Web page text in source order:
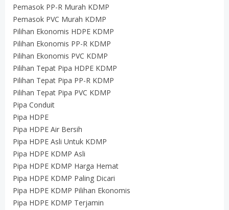
Pemasok PP-R Murah KDMP
Pemasok PVC Murah KDMP
Pilihan Ekonomis HDPE KDMP
Pilihan Ekonomis PP-R KDMP
Pilihan Ekonomis PVC KDMP
Pilihan Tepat Pipa HDPE KDMP
Pilihan Tepat Pipa PP-R KDMP
Pilihan Tepat Pipa PVC KDMP
Pipa Conduit
Pipa HDPE
Pipa HDPE Air Bersih
Pipa HDPE Asli Untuk KDMP
Pipa HDPE KDMP Asli
Pipa HDPE KDMP Harga Hemat
Pipa HDPE KDMP Paling Dicari
Pipa HDPE KDMP Pilihan Ekonomis
Pipa HDPE KDMP Terjamin